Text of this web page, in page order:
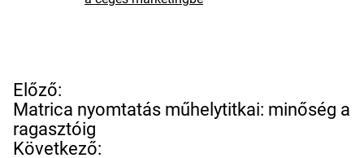
B
e
j
e
Előző:
Matrica nyomtatás műhelytitkai: minőség a
ragasztóig
Következő: